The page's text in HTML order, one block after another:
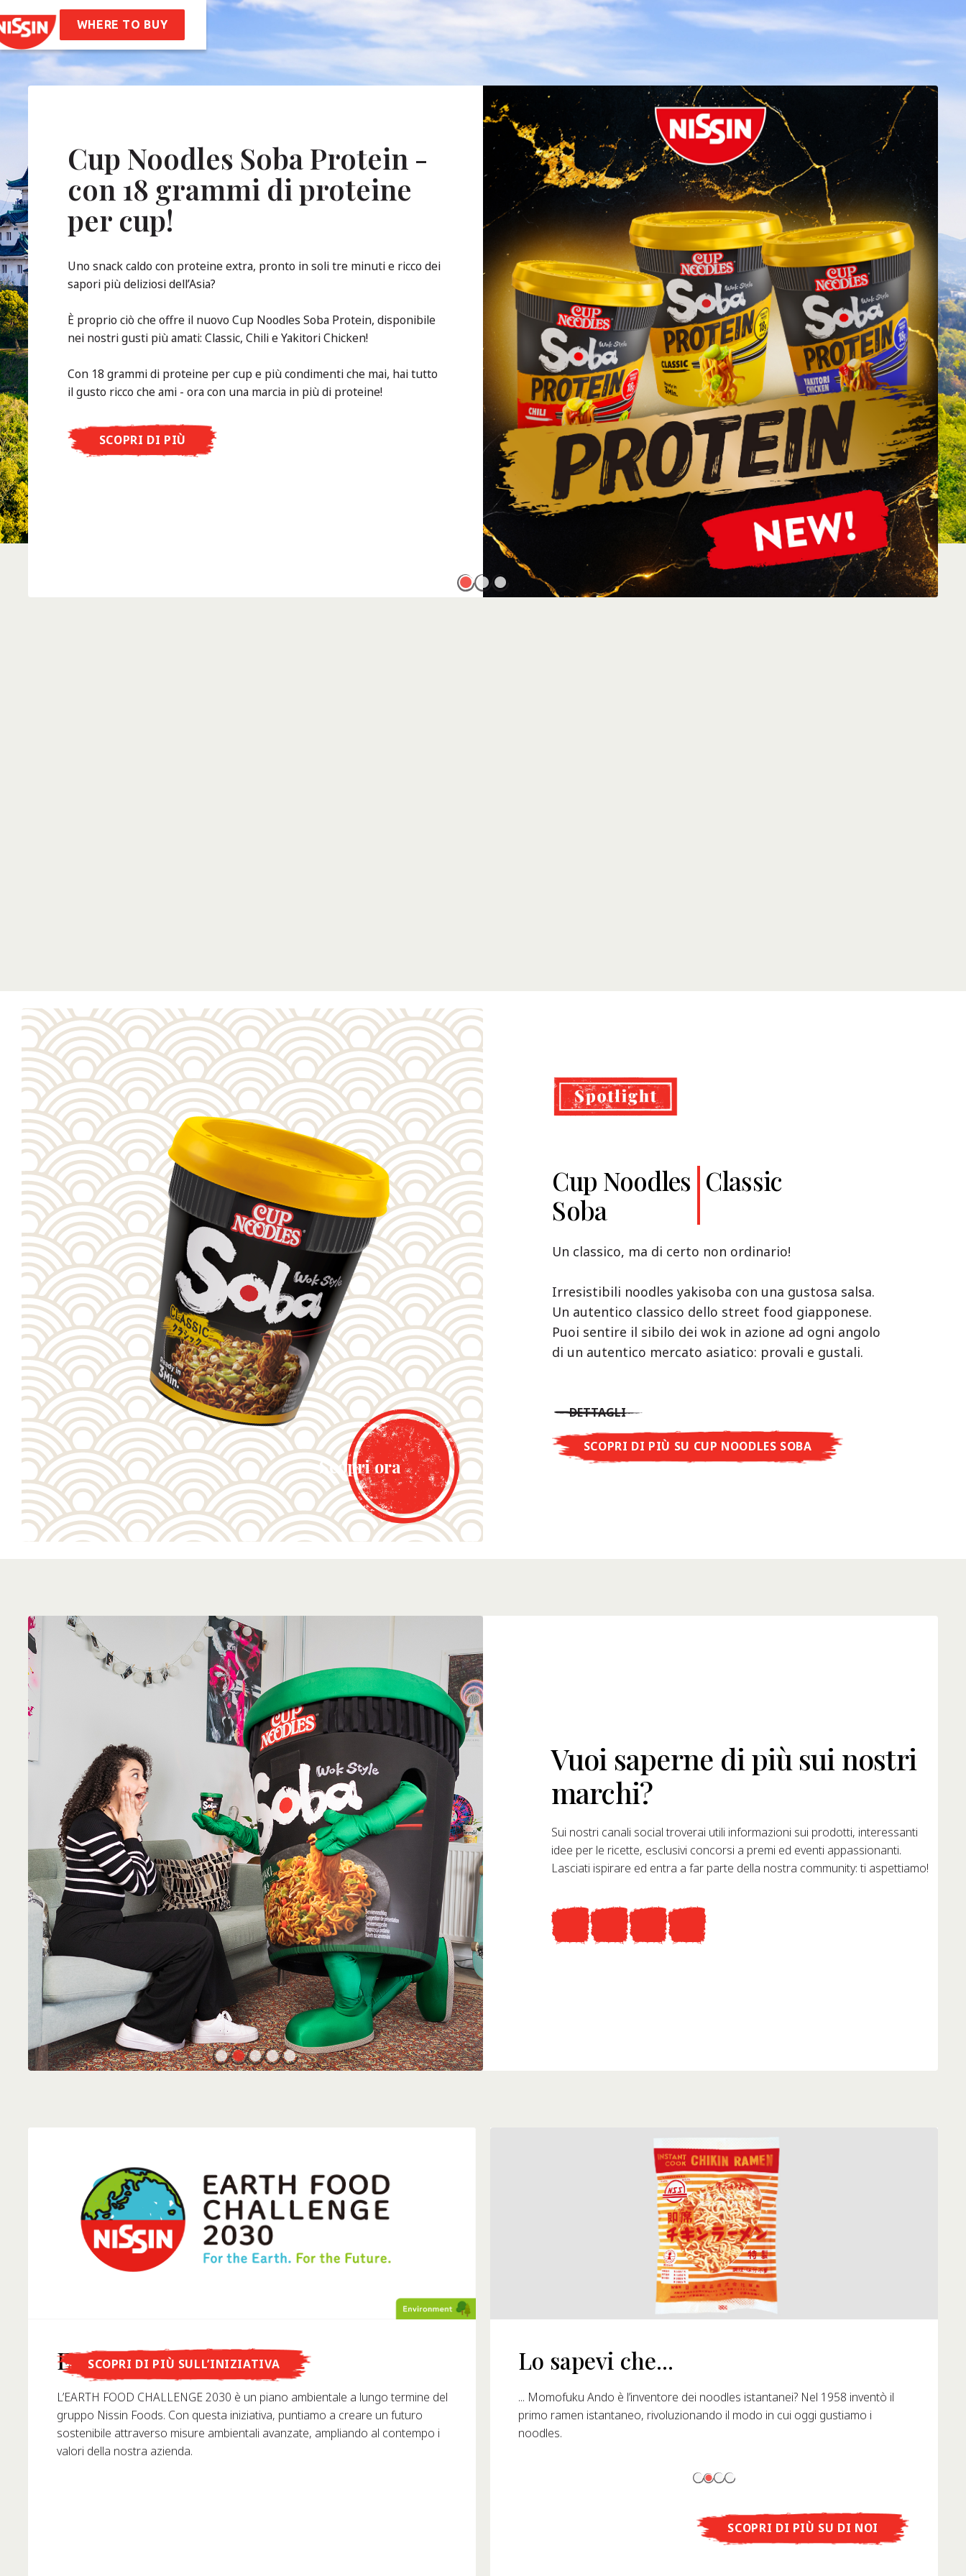
WHERE TO BUY
Storia
Cup Noodles Soba Protein -
con 18 grammi di proteine
per cup!
Uno snack caldo con proteine extra, pronto in soli tre minuti e ricco dei
sapori più deliziosi dell’Asia?
È proprio ciò che offre il nuovo Cup Noodles Soba Protein, disponibile
nei nostri gusti più amati: Classic, Chili e Yakitori Chicken!
Con 18 grammi di proteine per cup e più condimenti che mai, hai tutto
il gusto ricco che ami - ora con una marcia in più di proteine!
SCOPRI DI PIÙ
Scopri ora
Cup Noodles
Soba
Classic
Un classico, ma di certo non ordinario!
Irresistibili noodles yakisoba con una gustosa salsa.
Un autentico classico dello street food giapponese.
Puoi sentire il sibilo dei wok in azione ad ogni angolo
di un autentico mercato asiatico: provali e gustali.
DETTAGLI
SCOPRI DI PIÙ SU CUP NOODLES SOBA
Vuoi saperne di più sui nostri
marchi?
Sui nostri canali social troverai utili informazioni sui prodotti, interessanti
idee per le ricette, esclusivi concorsi a premi ed eventi appassionanti.
Lasciati ispirare ed entra a far parte della nostra community: ti aspettiamo!
Earth Food Challenge
L’EARTH FOOD CHALLENGE 2030 è un piano ambientale a lungo termine del
gruppo Nissin Foods. Con questa iniziativa, puntiamo a creare un futuro
sostenibile attraverso misure ambientali avanzate, ampliando al contempo i
valori della nostra azienda.
SCOPRI DI PIÙ SULL’INIZIATIVA
Lo sapevi che...
... Nissin Foods GmbH è stata fondata in Germania nel 1993?
Lo sapevi che...
... Momofuku Ando è l’inventore dei noodles istantanei? Nel 1958 inventò il
primo ramen istantaneo, rivoluzionando il modo in cui oggi gustiamo i
noodles.
SCOPRI DI PIÙ SU DI NOI